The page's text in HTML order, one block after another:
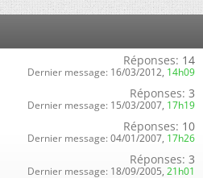
Réponses: 14
Dernier message: 16/03/2012, 14h09
Réponses: 3
Dernier message: 15/03/2007, 17h19
Réponses: 10
Dernier message: 04/01/2007, 17h26
Réponses: 3
Dernier message: 18/09/2005, 21h01